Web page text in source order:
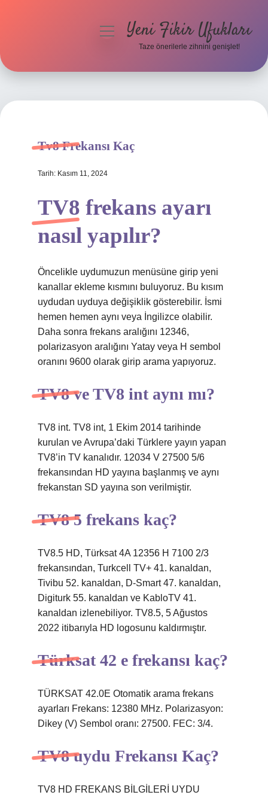
Hakkımızda
menüyüYeni Fikir Ufukları
Taze önerilerle zihnini genişlet!
Tv8 Frekansı Kaç
Tarih: Kasım 11, 2024
TV8 frekans ayarı
nasıl yapılır?
Öncelikle uydumuzun menüsüne girip yeni
kanallar ekleme kısmını buluyoruz. Bu kısım
uydudan uyduya değişiklik gösterebilir. İsmi
hemen hemen aynı veya İngilizce olabilir.
Daha sonra frekans aralığını 12346,
polarizasyon aralığını Yatay veya H sembol
oranını 9600 olarak girip arama yapıyoruz.
TV8 ve TV8 int aynı mı?
TV8 int. TV8 int, 1 Ekim 2014 tarihinde
kurulan ve Avrupa’daki Türklere yayın yapan
TV8’in TV kanalıdır. 12034 V 27500 5/6
frekansından HD yayına başlanmış ve aynı
frekanstan SD yayına son verilmiştir.
TV8 5 frekans kaç?
TV8.5 HD, Türksat 4A 12356 H 7100 2/3
frekansından, Turkcell TV+ 41. kanaldan,
Tivibu 52. kanaldan, D-Smart 47. kanaldan,
Digiturk 55. kanaldan ve KabloTV 41.
kanaldan izlenebiliyor. TV8.5, 5 Ağustos
2022 itibarıyla HD logosunu kaldırmıştır.
Türksat 42 e frekansı kaç?
TÜRKSAT 42.0E Otomatik arama frekans
ayarları Frekans: 12380 MHz. Polarizasyon:
Dikey (V) Sembol oranı: 27500. FEC: 3/4.
TV8 uydu Frekansı Kaç?
TV8 HD FREKANS BİLGİLERİ UYDU